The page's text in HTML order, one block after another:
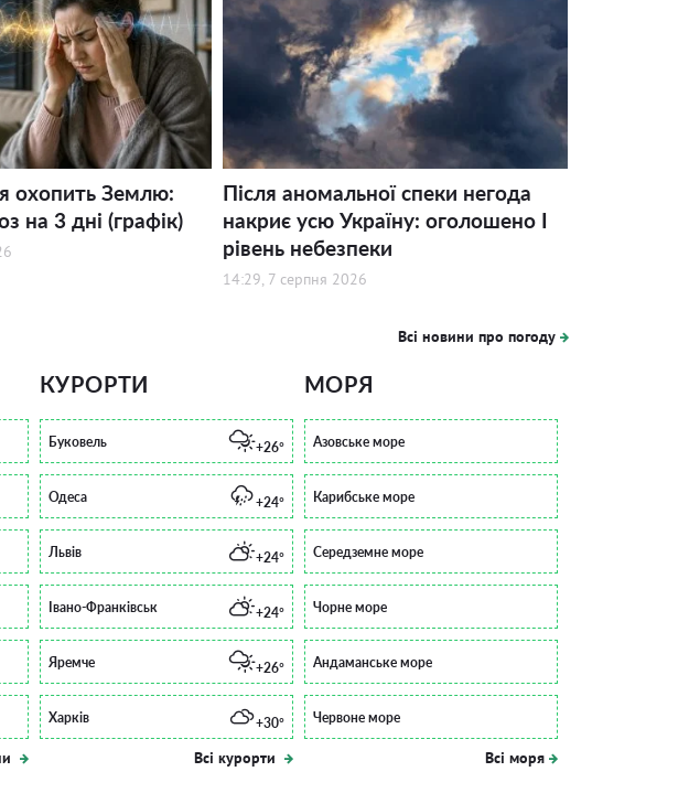
охопить Землю:
на 3 дні (графік)
Після аномальної спеки негода
накриє усю Україну: оголошено І
рівень небезпеки
14:29, 7 серпня 2026
Всі новини про погоду
КУРОРТИ
Буковель +26°
Одеса +24°
Львів +24°
Івано-Франківськ +24°
Яремче +26°
Харків +30°
Всі курорти
МОРЯ
Азовське море
Карибське море
Середземне море
Чорне море
Андаманське море
Червоне море
Всі моря